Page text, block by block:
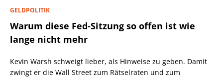
GELDPOLITIK
Warum diese Fed-Sitzung so offen ist wie
lange nicht mehr
Kevin Warsh schweigt lieber, als Hinweise zu geben. Damit
zwingt er die Wall Street zum Rätselraten und zum